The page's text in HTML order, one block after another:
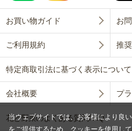
お買い物ガイド お
ご利用規約 推
特定商取引法に基づく表示について
会社概要 プ
花と野菜のよくある質問FAQ
当ウェブサイトでは、お客様により良
をご提供するため、クッキーを使用して